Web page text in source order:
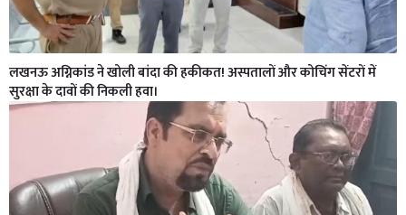
लखनऊ अग्निकांड ने खोली बांदा की हकीकत! अस्पतालों और कोचिंग सेंटरों में
सुरक्षा के दावों की निकली हवा।